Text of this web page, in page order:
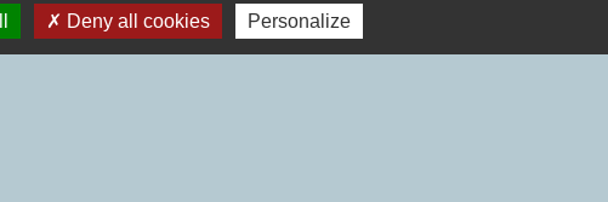
Deny all cookies Personalize